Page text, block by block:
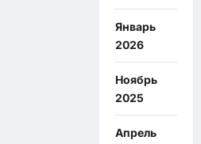
Январь
2026
Ноябрь
2025
Апрель